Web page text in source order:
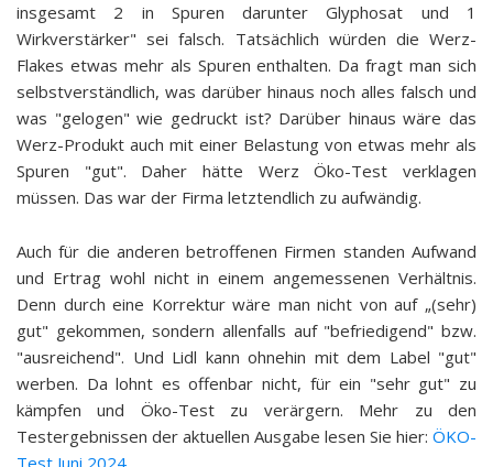
insgesamt 2 in Spuren darunter Glyphosat und 1
Wirkverstärker" sei falsch. Tatsächlich würden die Werz-
Flakes etwas mehr als Spuren enthalten. Da fragt man sich
selbstverständlich, was darüber hinaus noch alles falsch und
was "gelogen" wie gedruckt ist? Darüber hinaus wäre das
Werz-Produkt auch mit einer Belastung von etwas mehr als
Spuren "gut". Daher hätte Werz Öko-Test verklagen
müssen. Das war der Firma letztendlich zu aufwändig.
Auch für die anderen betroffenen Firmen standen Aufwand
und Ertrag wohl nicht in einem angemessenen Verhältnis.
Denn durch eine Korrektur wäre man nicht von auf „(sehr)
gut" gekommen, sondern allenfalls auf "befriedigend" bzw.
"ausreichend". Und Lidl kann ohnehin mit dem Label "gut"
werben. Da lohnt es offenbar nicht, für ein "sehr gut" zu
kämpfen und Öko-Test zu verärgern. Mehr zu den
Testergebnissen der aktuellen Ausgabe lesen Sie hier: ÖKO-